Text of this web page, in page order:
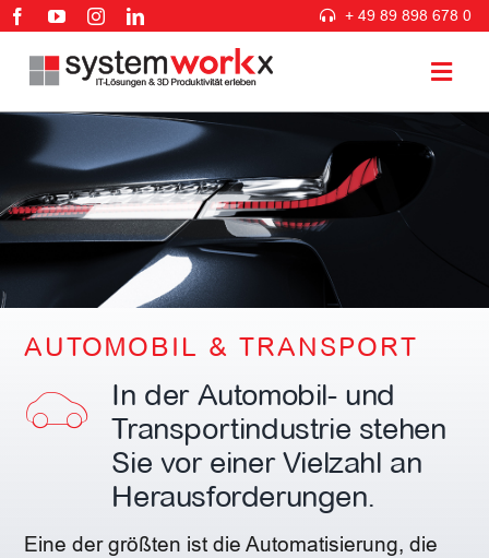
Zum
springen
+ 49 89 898 678 0
3D PLM Lösungen
IT Lösungen
Beratung & Services
Unternehmen
AUTOMOBIL & TRANSPORT
In der Automobil- und
Transportindustrie stehen
Sie vor einer Vielzahl an
Herausforderungen.
Eine der größten ist die Automatisierung, die